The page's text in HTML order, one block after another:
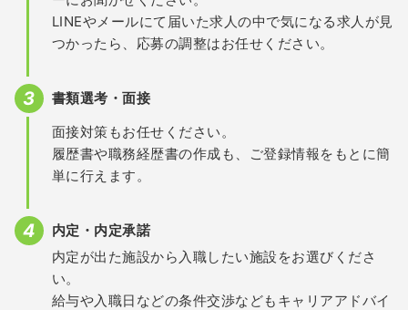
LINEやメールにて届いた求人の中で気になる求人が見
つかったら、応募の調整はお任せください。
書類選考・面接
面接対策もお任せください。
履歴書や職務経歴書の作成も、ご登録情報をもとに簡
単に行えます。
内定・内定承諾
内定が出た施設から入職したい施設をお選びくださ
い。
給与や入職日などの条件交渉などもキャリアアドバイ